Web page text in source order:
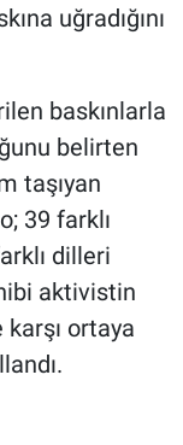
uğradığını
baskınlarla
belirten
taşıyan
39 farklı
dilleri
aktivistin
ortaya